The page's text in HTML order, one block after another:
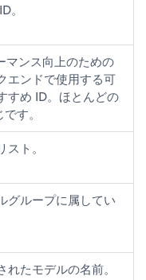
。
ンス向上のための
エンドで使用する可
すめ ID。ほとんどの
す。
ト。
グループに属してい
たモデルの名前。